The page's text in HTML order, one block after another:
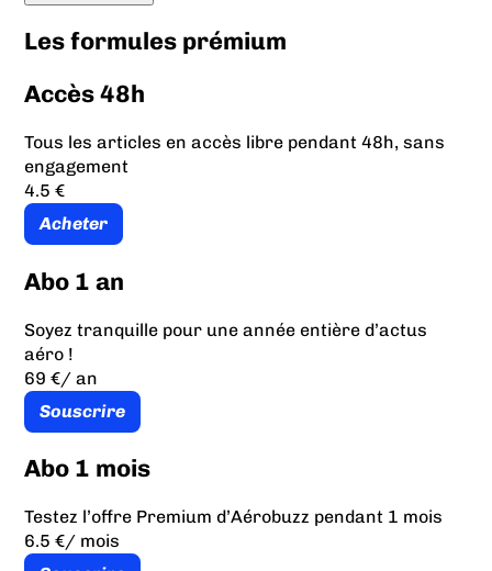
Les formules prémium
Accès 48h
Tous les articles en accès libre pendant 48h, sans
engagement
4.5 €
Acheter
Abo 1 an
Soyez tranquille pour une année entière d’actus
aéro !
69 €/ an
Souscrire
Abo 1 mois
Testez l’offre Premium d’Aérobuzz pendant 1 mois
6.5 €/ mois